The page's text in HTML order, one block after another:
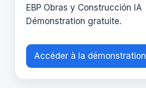
EBP Obras y Construcción IA
Démonstration gratuite.
Accéder à la démonstration